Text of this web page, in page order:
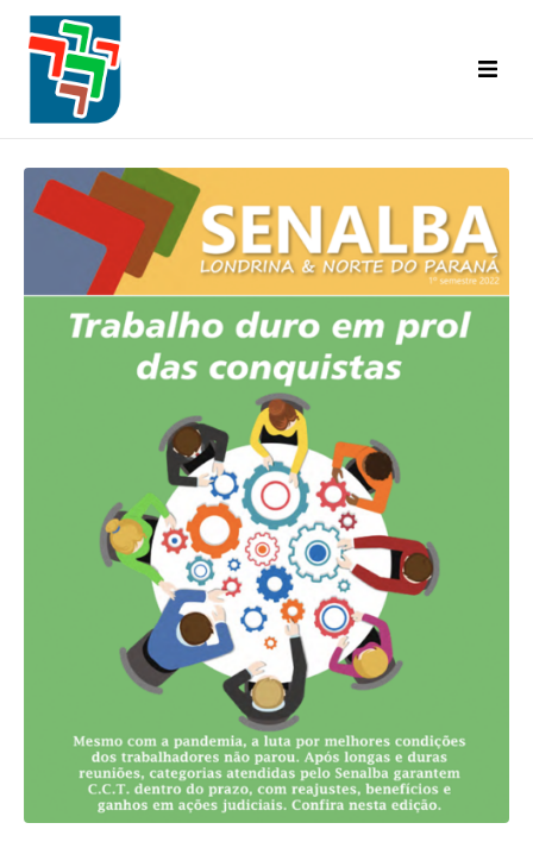
Inicial
Categorias Abrangidas
Base Territorial
Diretoria
Convênios
Informativo Senalba
Eventos
Destaques